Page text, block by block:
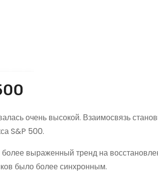
очень высокой. Взаимосвязь
S&P 500.
выраженный тренд на
было более синхронным.